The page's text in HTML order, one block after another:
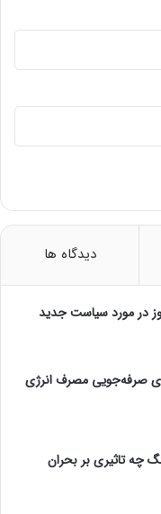
دیدگاه ها
در مورد سیاست جدید
صرفه‌جویی مصرف انرژی
چه تاثیری بر بحران